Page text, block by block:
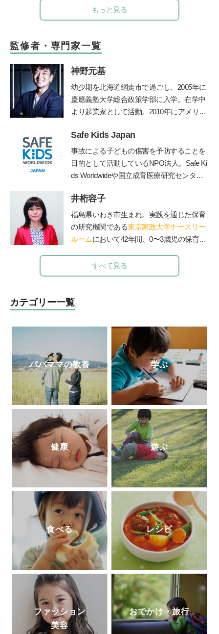
もっと見る
監修者・専門家一覧
神野元基
幼少期を北海道網走市で過ごし、2005年に
慶應義塾大学総合政策学部に入学。在学中
より起業家として活動。2010年にアメリカ
道に進む。子どもたちに「未来を生き抜く
力」を身につけて欲しいと、2012年東京の
八王子に学習塾COMPASSを開校。2014年
より人工知能型教材「Qubena」の開発を
いる。人工知能型教材の開発の他、「未来
教育」も提供している。
Safe Kids Japan
事故による子どもの傷害を予防することを
目的として活動しているNPO法人。Safe Ki
ds Worldwideや国立成育医療研究センタ
子どもの傷害予防に関する様々な活動を行
う。https://safekidsjapan.org/
井桁容子
福島県いわき市生まれ。実践を通じた保育
の研究機関である東京家政大学ナースリー
ルームにおいて42年間、0〜3歳児の保育の
子どもの本質、質の高い保育の在り方につ
いて数多くの実践研究や講演、NHK Eテレ
などメディア出演、子ども番組監修、ＤＶ
Ｄ制作、親子向け音楽ＣＤ監修、著書多
数。代表作に「ていねいなまなざしでみる
乳幼児保育」「ありのまま子育て」「保育
でつむぐ子どもと親のいい関係」など。20
18年6月より現職。講演・ワークショッ
プ・コンサルティングを通じて日本の子ど
もがおかれる環境の質の底上げに尽力中。
すべて見る
カテゴリー一覧
パパママの教養 学ぶ
健康 遊ぶ
食べる レシピ
ファッション
美容
おでかけ・旅行